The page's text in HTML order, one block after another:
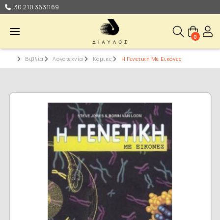
30 210 3631169
0
Βιβλία Λογοτεχνία Κόμικς Η Γενετική Με Εικόνες